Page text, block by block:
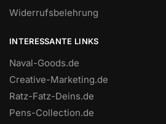
Widerrufsbelehrung
INTERESSANTE LINKS
Naval-Goods.de
Creative-Marketing.de
Ratz-Fatz-Deins.de
Pens-Collection.de